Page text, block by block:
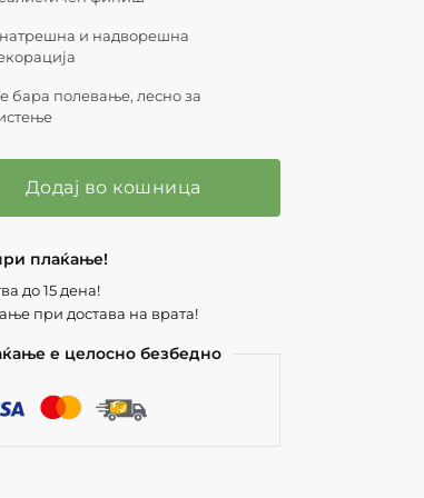
и надворешна
бара полевање, лесно за
Додај во кошница
плаќање!
до 15 дена!
при достава на врата!
е целосно безбедно